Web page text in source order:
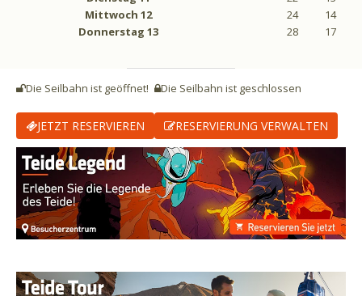
Mittwoch 12 24
14
Donnerstag 13 28 17
Die Seilbahn ist geöffnet!
JETZT RESERVIEREN
Die Seilbahn ist geschlossen
RESERVIERUNG VERWALTEN